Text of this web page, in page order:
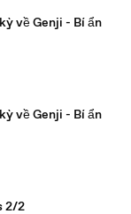
về Genji - Bí ẩn
về Genji - Bí ẩn
2/2